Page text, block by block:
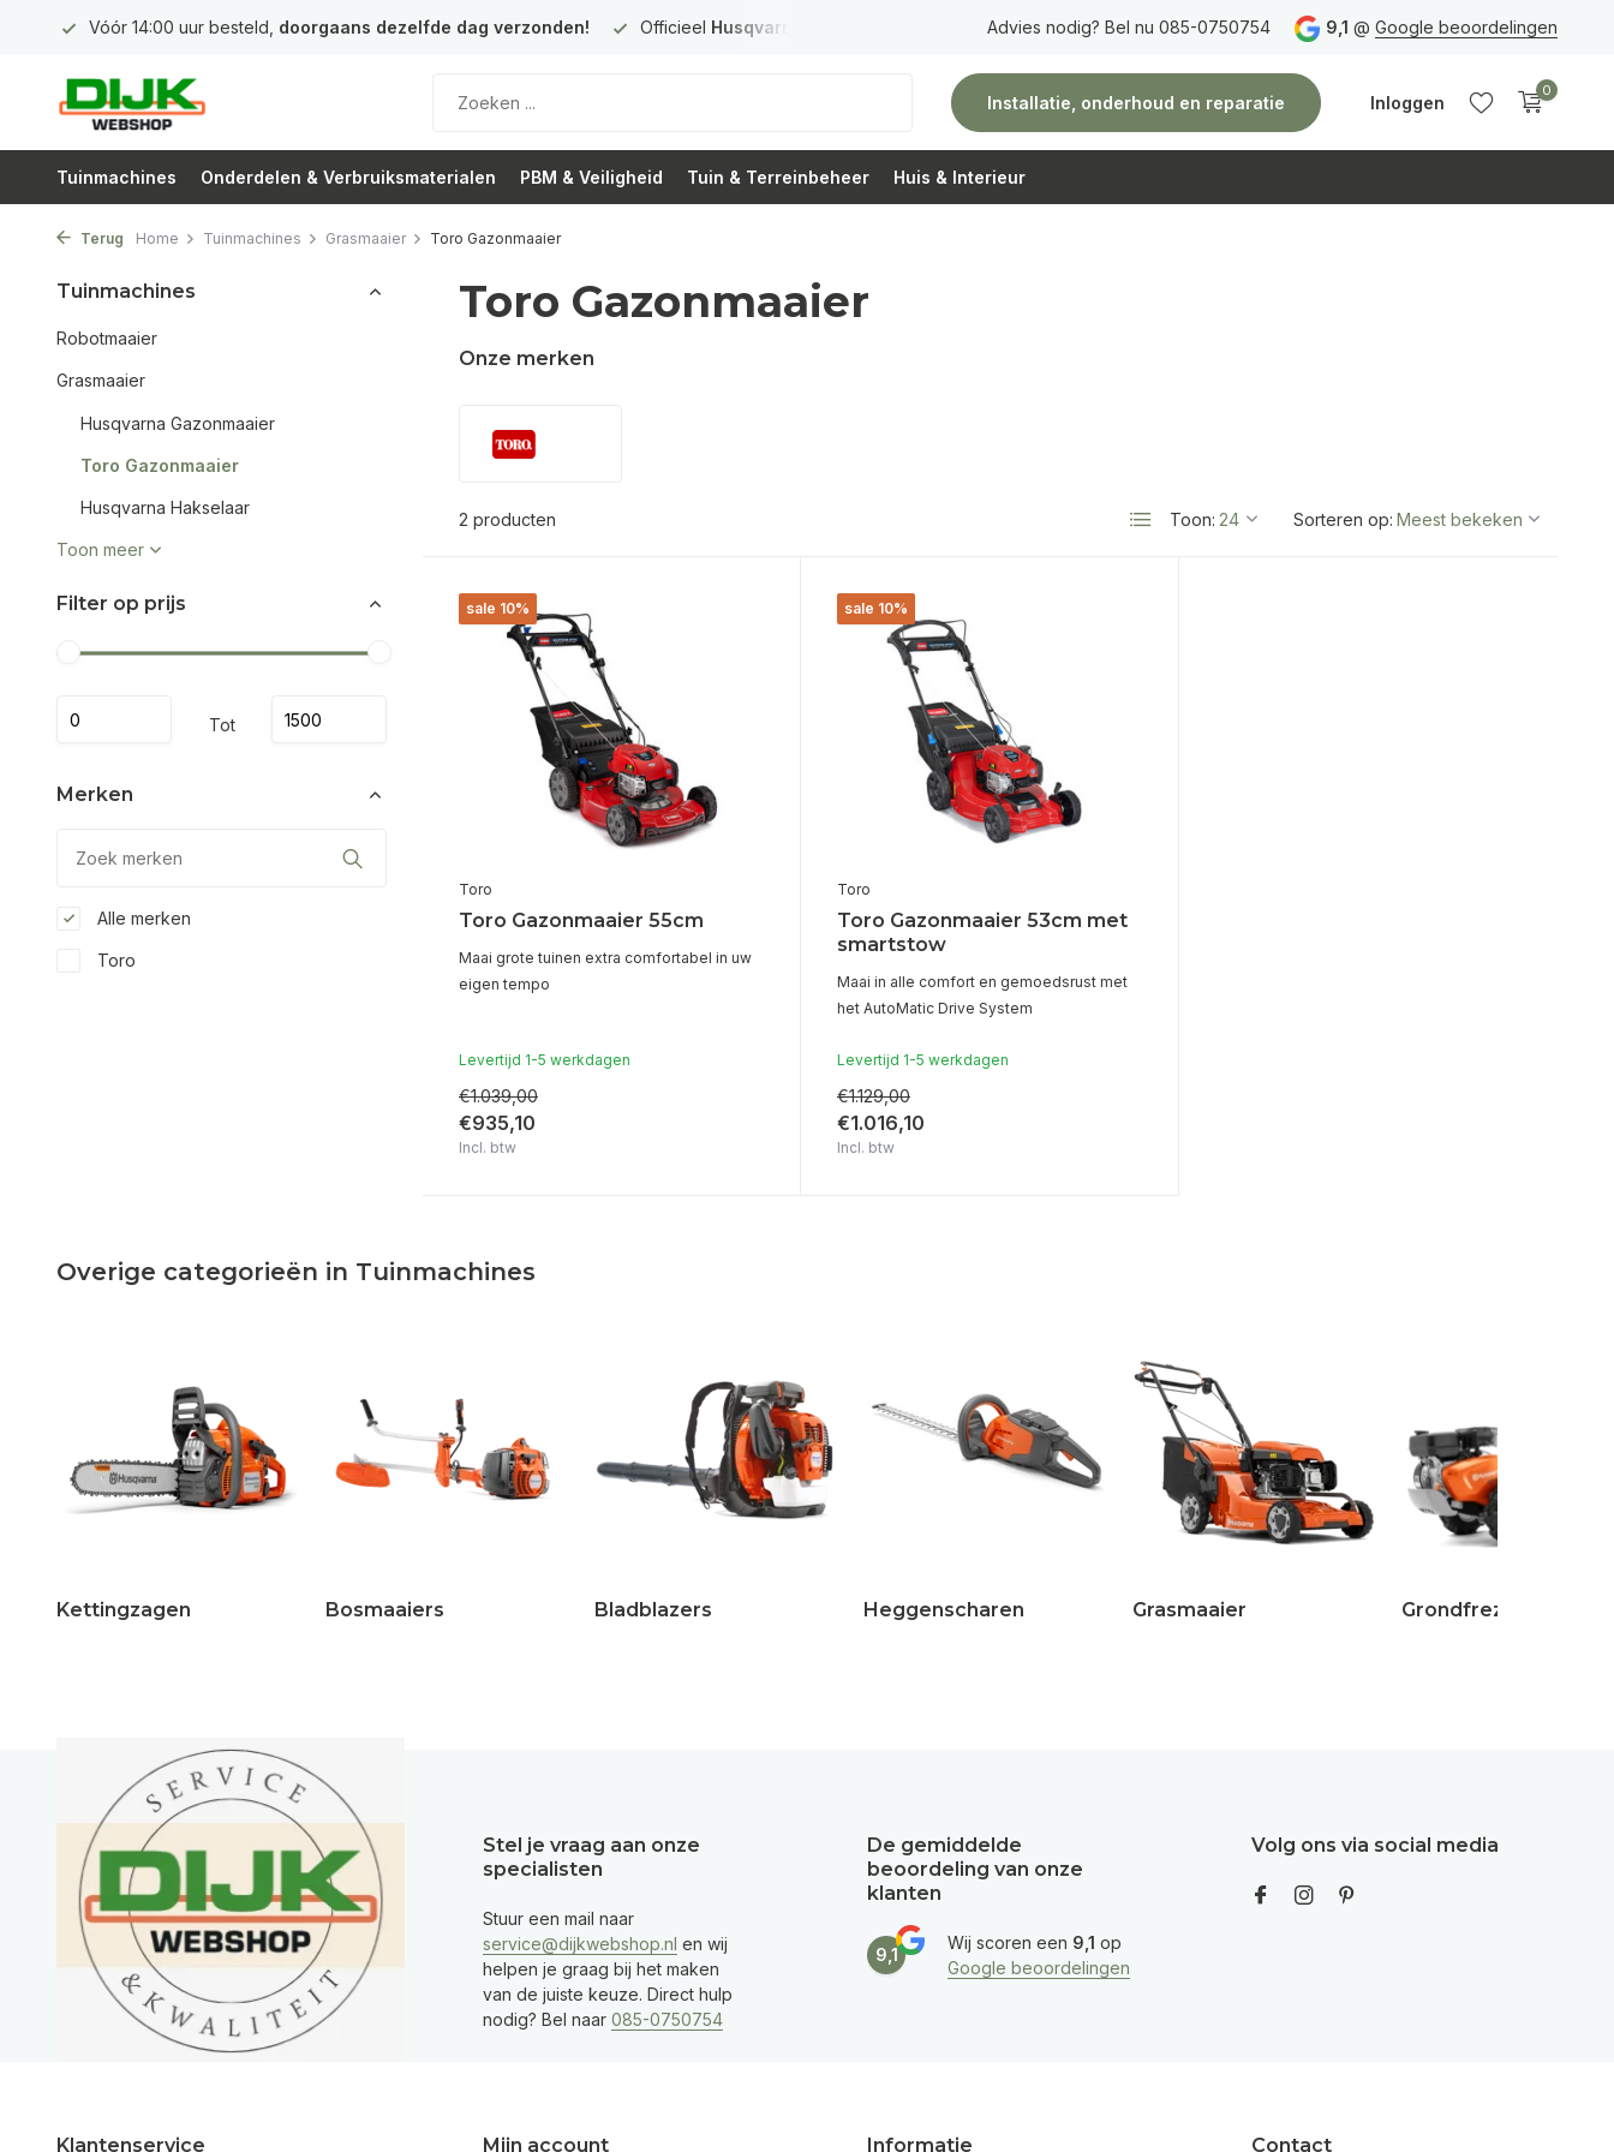
Vóór 14:00 uur besteld, doorgaans dezelfde dag verzonden! Officieel Husqvarna Premium Dealer in Nederland Gratis verzendingvanaf 150 euro Vóór 14:00 uur besteld,
Advies nodig? Bel nu 085-0750754 9,1 @ Google beoordelingen
Installatie, onderhoud en reparatie Inloggen
0
Tuinmachines Onderdelen & Verbruiksmaterialen PBM & Veiligheid Tuin & Terreinbeheer Huis & Interieur
Terug Home Tuinmachines Grasmaaier Toro Gazonmaaier
Tuinmachines
Robotmaaier
Grasmaaier
Husqvarna Gazonmaaier
Toro Gazonmaaier
Husqvarna Hakselaar
Toon meer
Filter op prijs
Tot
Merken
Alle merken
Toro
Toro Gazonmaaier
Onze merken
2 producten Toon: Sorteren op:
sale 10%
Toro
Toro Gazonmaaier 55cm
Maai grote tuinen extra comfortabel in uw
eigen tempo
Levertijd 1-5 werkdagen
€1.039,00
€935,10
Incl. btw
sale 10%
Toro
Toro Gazonmaaier 53cm met
smartstow
Maai in alle comfort en gemoedsrust met
het AutoMatic Drive System
Levertijd 1-5 werkdagen
€1.129,00
€1.016,10
Incl. btw
Overige categorieën in Tuinmachines
Kettingzagen Bosmaaiers Bladblazers Heggenscharen Grasmaaier Grondfrezen
Stel je vraag aan onze
specialisten
Stuur een mail naar
service@dijkwebshop.nl en wij
helpen je graag bij het maken
van de juiste keuze. Direct hulp
nodig? Bel naar 085-0750754
De gemiddelde
beoordeling van onze
klanten
9,1
Wij scoren een 9,1 op
Google beoordelingen
Volg ons via social media
Klantenservice Mijn account Informatie Contact